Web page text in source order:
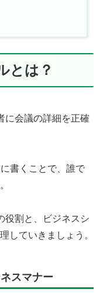
とは？
に会議の詳細を正確
書くことで、誰で
役割と、ビジネスシ
していきましょう。
スマナー